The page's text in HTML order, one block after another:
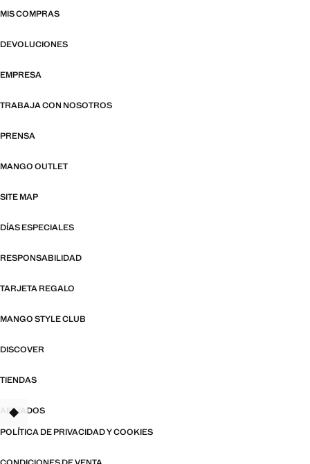
MIS COMPRAS
DEVOLUCIONES
EMPRESA
TRABAJA CON NOSOTROS
PRENSA
MANGO OUTLET
SITE MAP
DÍAS ESPECIALES
RESPONSABILIDAD
TARJETA REGALO
MANGO STYLE CLUB
DISCOVER
TIENDAS
AFILIADOS
POLÍTICA DE PRIVACIDAD Y COOKIES